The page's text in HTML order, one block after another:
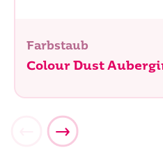
Farbstaub
Colour Dust